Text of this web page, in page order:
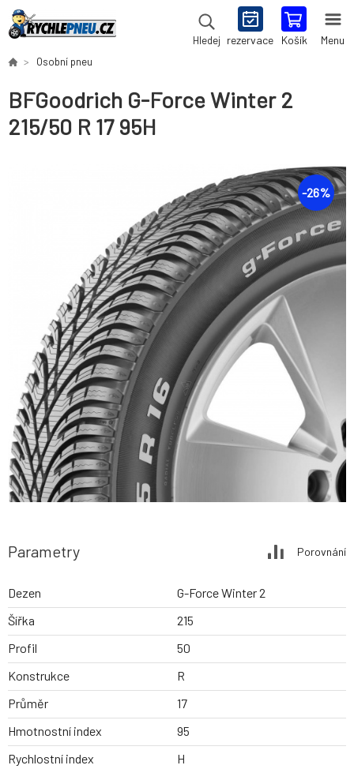
Hledej rezervace Košík Menu
Osobní pneu
BFGoodrich G-Force Winter 2
215/50 R 17 95H
-26%
Parametry Porovnání
Dezen
G-Force Winter 2
Šířka
215
Profil
50
Konstrukce
R
Průměr
17
Hmotnostní index
95
Rychlostní index
H